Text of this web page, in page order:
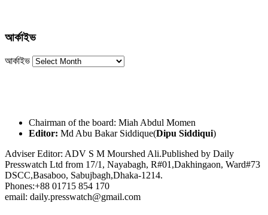
আর্কাইভ
আর্কাইভ
Chairman of the board: Miah Abdul Momen
Editor: Md Abu Bakar Siddique(Dipu Siddiqui)
Adviser Editor: ADV S M Mourshed Ali.Published by Daily
Presswatch Ltd from 17/1, Nayabagh, R#01,Dakhingaon, Ward#73
DSCC,Basaboo, Sabujbagh,Dhaka-1214.
Phones:+88 01715 854 170
email: daily.presswatch@gmail.com